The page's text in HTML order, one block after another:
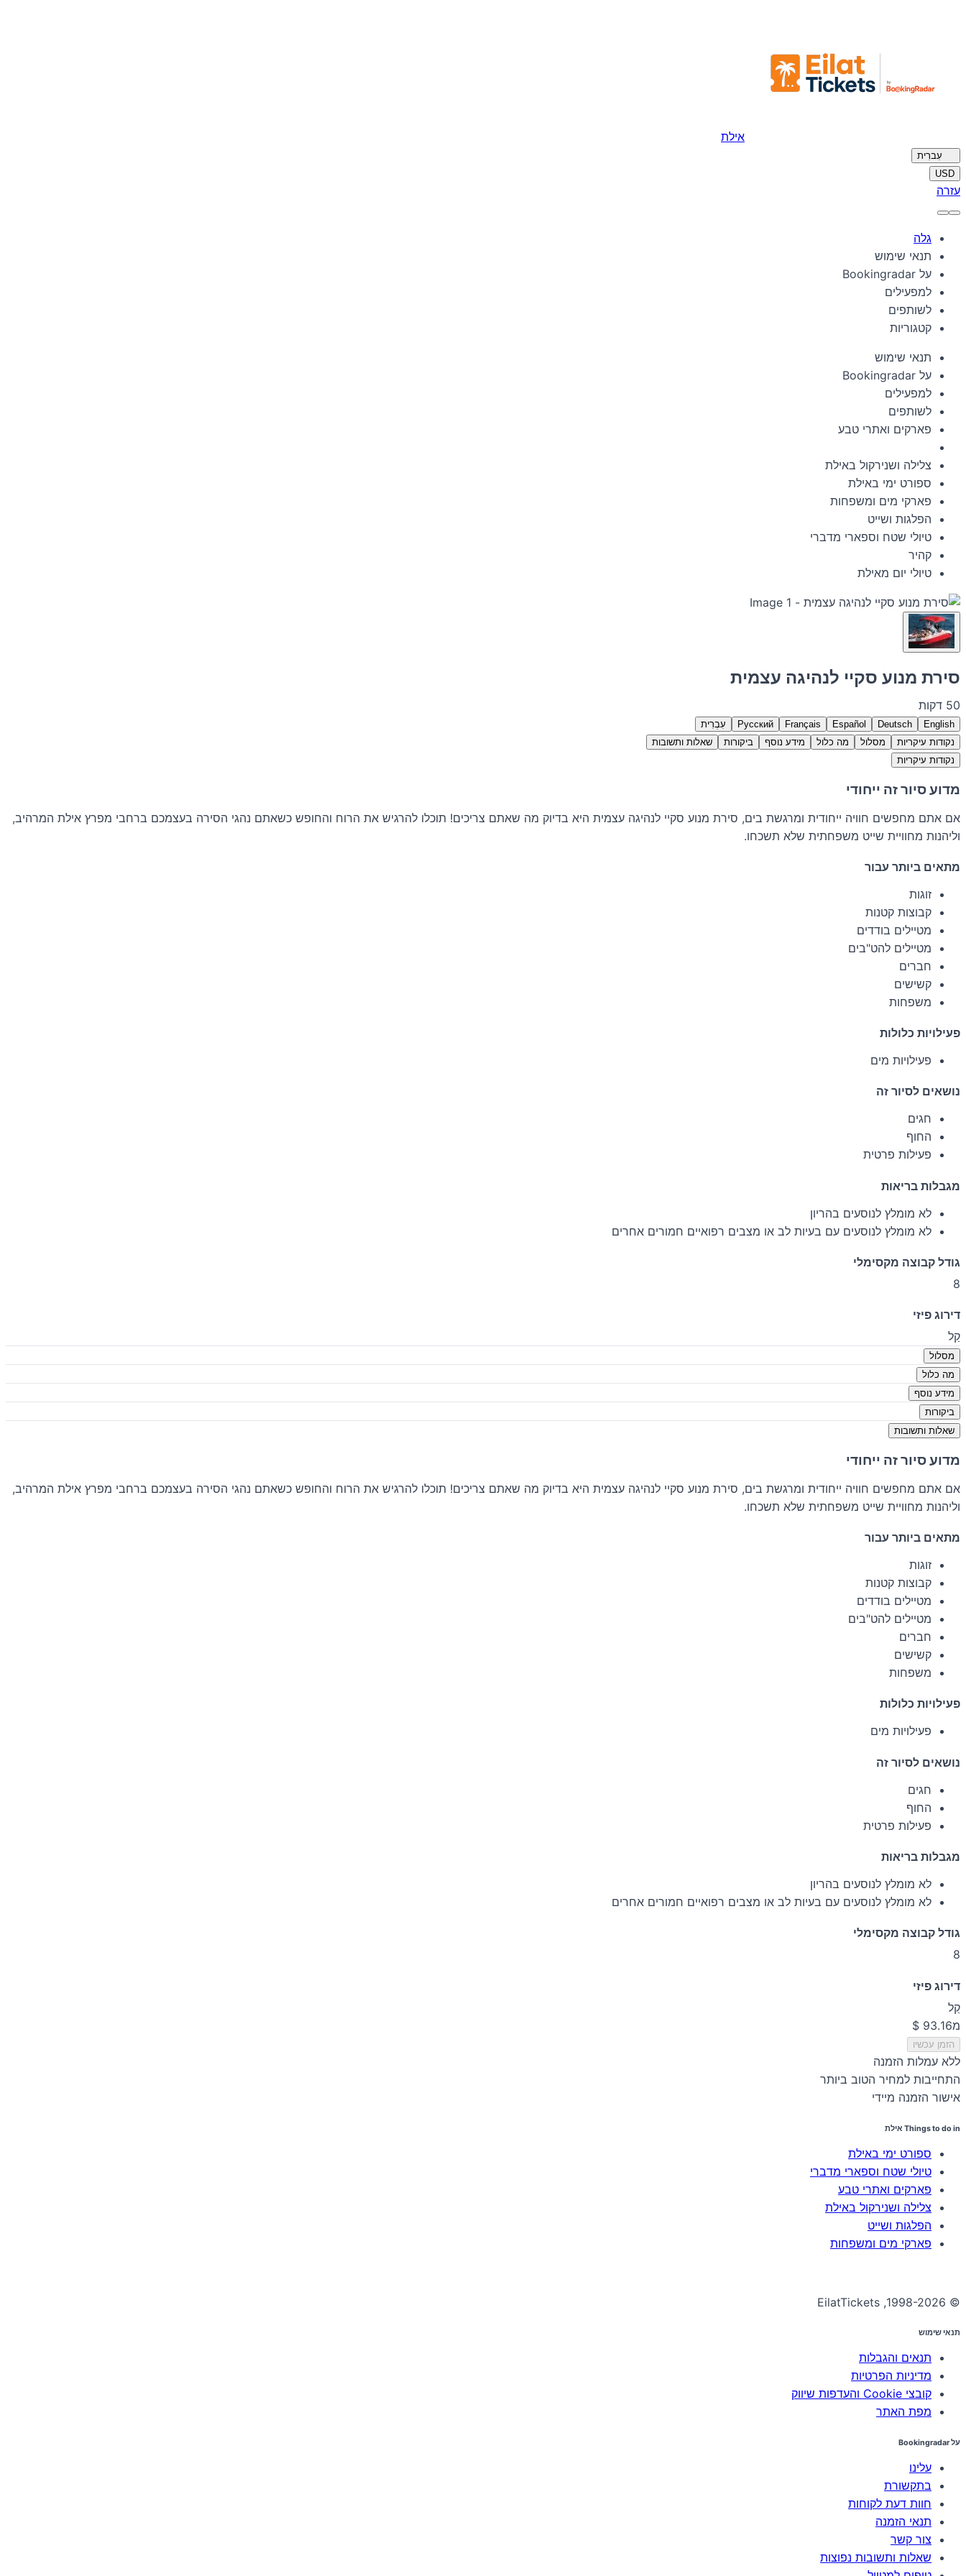
אילת
עִברִית
USD
עזרה
גלה
תנאי שימוש
על Bookingradar
למפעילים
לשותפים
קטגוריות
תנאי שימוש
על Bookingradar
למפעילים
לשותפים
פארקים ואתרי טבע
צלילה ושנירקול באילת
ספורט ימי באילת
פארקי מים ומשפחות
הפלגות ושייט
טיולי שטח וספארי מדברי
קהיר
טיולי יום מאילת
סירת מנוע סקיי לנהיגה עצמית
50 דקות
English
Deutsch
Español
Français
Русский
עִבְרִית
נקודות עיקריות
מסלול מה כלול מידע נוסף ביקורות
שאלות ותשובות
נקודות עיקריות
מדוע סיור זה ייחודי
אם אתם מחפשים חוויה ייחודית ומרגשת בים, סירת מנוע סקיי לנהיגה עצמית היא בדיוק מה שאתם צריכים! תוכלו להרגיש את הרוח והחופש כשאתם נהגי הסירה בעצמכם ברחבי מפרץ אילת המרהיב,
וליהנות מחוויית שייט משפחתית שלא תשכחו.
מתאים ביותר עבור
זוגות
קבוצות קטנות
מטיילים בודדים
מטיילים להט"בים
חברים
קשישים
משפחות
פעילויות כלולות
פעילויות מים
נושאים לסיור זה
חגים
החוף
פעילות פרטית
מגבלות בריאות
לא מומלץ לנוסעים בהריון
לא מומלץ לנוסעים עם בעיות לב או מצבים רפואיים חמורים אחרים
גודל קבוצה מקסימלי
8
דירוג פיזי
קַל
מסלול
מה כלול
מידע נוסף
ביקורות
שאלות ותשובות
מדוע סיור זה ייחודי
אם אתם מחפשים חוויה ייחודית ומרגשת בים, סירת מנוע סקיי לנהיגה עצמית היא בדיוק מה שאתם צריכים! תוכלו להרגיש את הרוח והחופש כשאתם נהגי הסירה בעצמכם ברחבי מפרץ אילת המרהיב,
וליהנות מחוויית שייט משפחתית שלא תשכחו.
מתאים ביותר עבור
זוגות
קבוצות קטנות
מטיילים בודדים
מטיילים להט"בים
חברים
קשישים
משפחות
פעילויות כלולות
פעילויות מים
נושאים לסיור זה
חגים
החוף
פעילות פרטית
מגבלות בריאות
לא מומלץ לנוסעים בהריון
לא מומלץ לנוסעים עם בעיות לב או מצבים רפואיים חמורים אחרים
גודל קבוצה מקסימלי
8
דירוג פיזי
קַל
מ
הזמן עכשיו
ללא עמלות הזמנה
התחייבות למחיר הטוב ביותר
אישור הזמנה מיידי
Things to do in אילת
ספורט ימי באילת
טיולי שטח וספארי מדברי
פארקים ואתרי טבע
צלילה ושנירקול באילת
הפלגות ושייט
פארקי מים ומשפחות
© 1998-2026, EilatTickets
תנאי שימוש
תנאים והגבלות
מדיניות הפרטיות
קובצי Cookie והעדפות שיווק
מפת האתר
על Bookingradar
עלינו
בתקשורת
חוות דעת לקוחות
תנאי הזמנה
צור קשר
שאלות ותשובות נפוצות